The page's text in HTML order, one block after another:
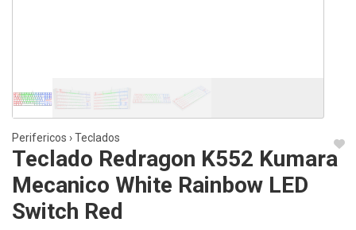
Perifericos ›Teclados
Teclado Redragon K552 Kumara
Mecanico White Rainbow LED
Switch Red